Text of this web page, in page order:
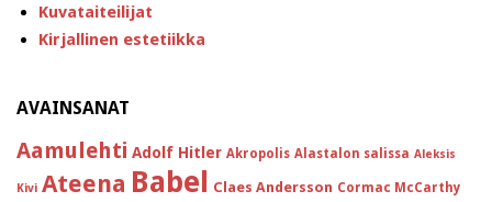
Kuvataiteilijat
Kirjallinen estetiikka
AVAINSANAT
Aamulehti Adolf Hitler Akropolis Alastalon salissa Aleksis
Kivi Ateena Babel Claes Andersson Cormac McCarthy